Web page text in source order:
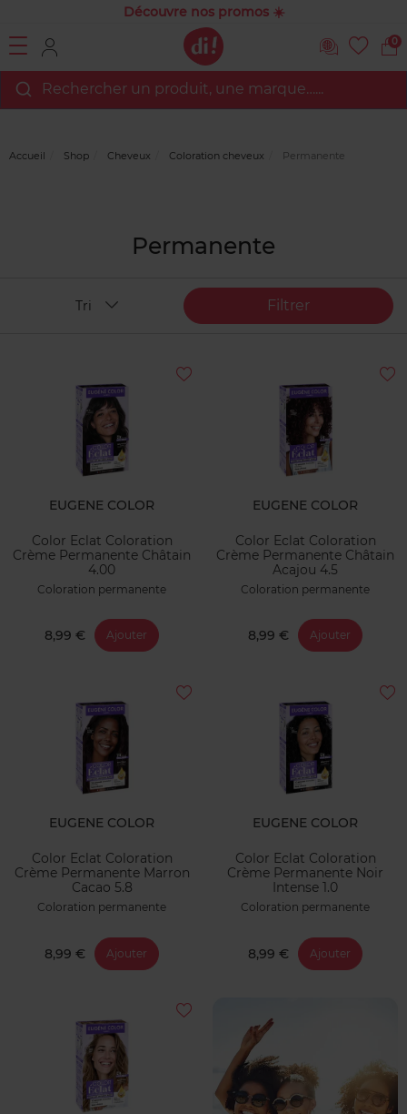
Découvre nos promos ☀️
0
Rechercher un produit, une marque…...
Accueil Shop Cheveux Coloration cheveux Permanente
Permanente
Filtrer
Tri
EUGENE COLOR
Color Eclat Coloration
Crème Permanente Châtain
4.00
Coloration permanente
8,99 € Ajouter
EUGENE COLOR
Color Eclat Coloration
Crème Permanente Châtain
Acajou 4.5
Coloration permanente
8,99 € Ajouter
EUGENE COLOR
Color Eclat Coloration
Crème Permanente Marron
Cacao 5.8
Coloration permanente
8,99 € Ajouter
EUGENE COLOR
Color Eclat Coloration
Crème Permanente Noir
Intense 1.0
Coloration permanente
8,99 € Ajouter